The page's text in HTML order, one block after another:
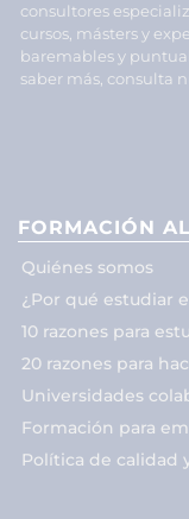
consultores
cursos, másters y
baremables y
saber más, consulta
FORMACIÓN
Quiénes somos
¿Por qué estudiar
10 razones para
20 razones para
Universidades
Formación para
Política de calidad